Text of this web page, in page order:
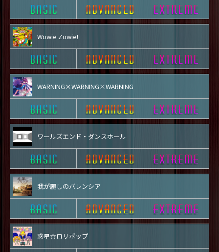
Wowie Zowie!
WARNING×WARNING×WARNING
ワールズエンド・ダンスホール
我が麗しのバレンシア
惑星☆ロリポップ